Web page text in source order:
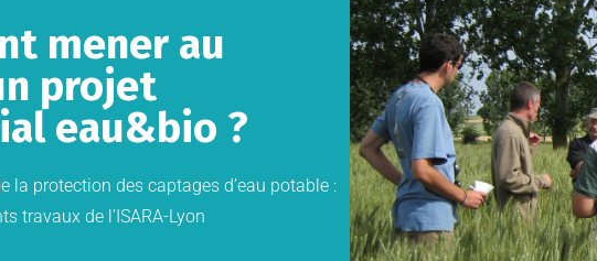
mener au
projet
eau&bio ?
la protection des captages d’eau potable :
travaux de l’ISARA-Lyon